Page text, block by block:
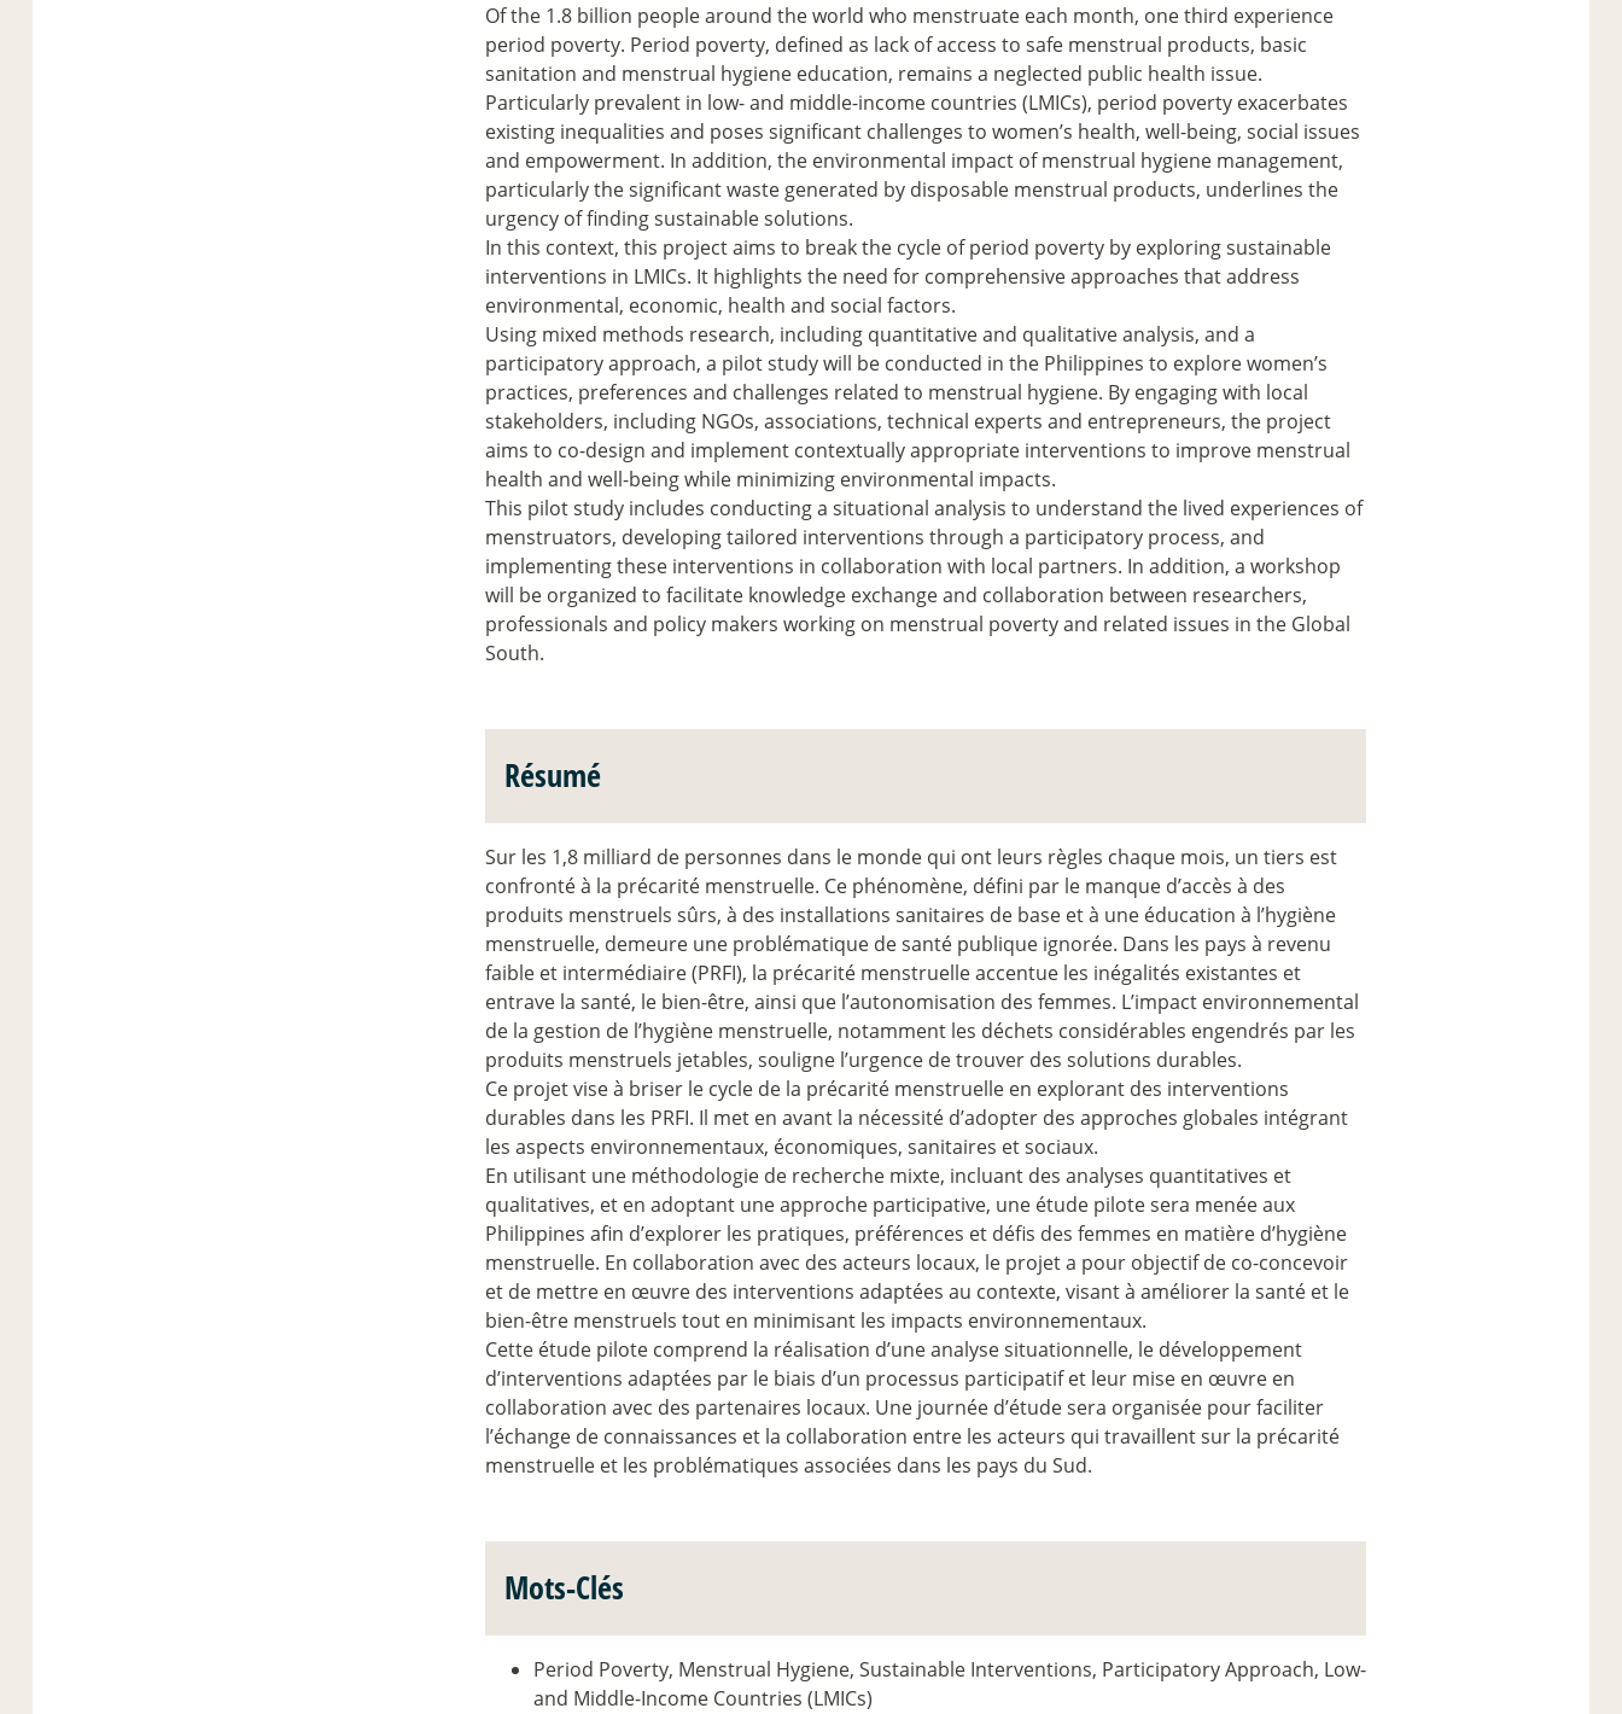
Of the 1.8 billion people around the world who menstruate each month, one third experience
period poverty. Period poverty, defined as lack of access to safe menstrual products, basic
sanitation and menstrual hygiene education, remains a neglected public health issue.
Particularly prevalent in low- and middle-income countries (LMICs), period poverty exacerbates
existing inequalities and poses significant challenges to women’s health, well-being, social issues
and empowerment. In addition, the environmental impact of menstrual hygiene management,
particularly the significant waste generated by disposable menstrual products, underlines the
urgency of finding sustainable solutions.
In this context, this project aims to break the cycle of period poverty by exploring sustainable
interventions in LMICs. It highlights the need for comprehensive approaches that address
environmental, economic, health and social factors.
Using mixed methods research, including quantitative and qualitative analysis, and a
participatory approach, a pilot study will be conducted in the Philippines to explore women’s
practices, preferences and challenges related to menstrual hygiene. By engaging with local
stakeholders, including NGOs, associations, technical experts and entrepreneurs, the project
aims to co-design and implement contextually appropriate interventions to improve menstrual
health and well-being while minimizing environmental impacts.
This pilot study includes conducting a situational analysis to understand the lived experiences of
menstruators, developing tailored interventions through a participatory process, and
implementing these interventions in collaboration with local partners. In addition, a workshop
will be organized to facilitate knowledge exchange and collaboration between researchers,
professionals and policy makers working on menstrual poverty and related issues in the Global
South.
Résumé
Sur les 1,8 milliard de personnes dans le monde qui ont leurs règles chaque mois, un tiers est
confronté à la précarité menstruelle. Ce phénomène, défini par le manque d’accès à des
produits menstruels sûrs, à des installations sanitaires de base et à une éducation à l’hygiène
menstruelle, demeure une problématique de santé publique ignorée. Dans les pays à revenu
faible et intermédiaire (PRFI), la précarité menstruelle accentue les inégalités existantes et
entrave la santé, le bien-être, ainsi que l’autonomisation des femmes. L’impact environnemental
de la gestion de l’hygiène menstruelle, notamment les déchets considérables engendrés par les
produits menstruels jetables, souligne l’urgence de trouver des solutions durables.
Ce projet vise à briser le cycle de la précarité menstruelle en explorant des interventions
durables dans les PRFI. Il met en avant la nécessité d’adopter des approches globales intégrant
les aspects environnementaux, économiques, sanitaires et sociaux.
En utilisant une méthodologie de recherche mixte, incluant des analyses quantitatives et
qualitatives, et en adoptant une approche participative, une étude pilote sera menée aux
Philippines afin d’explorer les pratiques, préférences et défis des femmes en matière d’hygiène
menstruelle. En collaboration avec des acteurs locaux, le projet a pour objectif de co-concevoir
et de mettre en œuvre des interventions adaptées au contexte, visant à améliorer la santé et le
bien-être menstruels tout en minimisant les impacts environnementaux.
Cette étude pilote comprend la réalisation d’une analyse situationnelle, le développement
d’interventions adaptées par le biais d’un processus participatif et leur mise en œuvre en
collaboration avec des partenaires locaux. Une journée d’étude sera organisée pour faciliter
l’échange de connaissances et la collaboration entre les acteurs qui travaillent sur la précarité
menstruelle et les problématiques associées dans les pays du Sud.
Mots-Clés
Period Poverty, Menstrual Hygiene, Sustainable Interventions, Participatory Approach, Low-
and Middle-Income Countries (LMICs)